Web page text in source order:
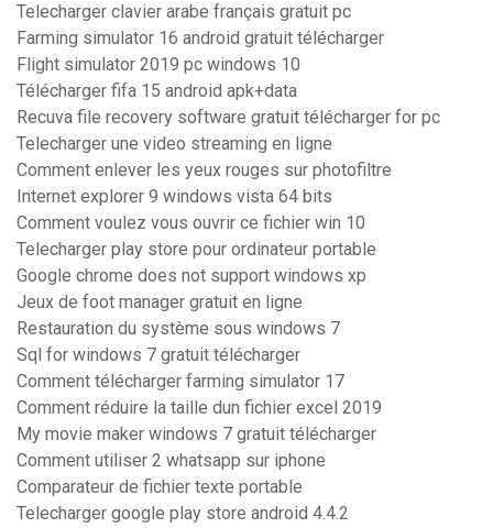
Telecharger clavier arabe français gratuit pc
Farming simulator 16 android gratuit télécharger
Flight simulator 2019 pc windows 10
Télécharger fifa 15 android apk+data
Recuva file recovery software gratuit télécharger for pc
Telecharger une video streaming en ligne
Comment enlever les yeux rouges sur photofiltre
Internet explorer 9 windows vista 64 bits
Comment voulez vous ouvrir ce fichier win 10
Telecharger play store pour ordinateur portable
Google chrome does not support windows xp
Jeux de foot manager gratuit en ligne
Restauration du système sous windows 7
Sql for windows 7 gratuit télécharger
Comment télécharger farming simulator 17
Comment réduire la taille dun fichier excel 2019
My movie maker windows 7 gratuit télécharger
Comment utiliser 2 whatsapp sur iphone
Comparateur de fichier texte portable
Telecharger google play store android 4.4.2